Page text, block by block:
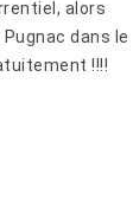
alors
dans le
!!!!